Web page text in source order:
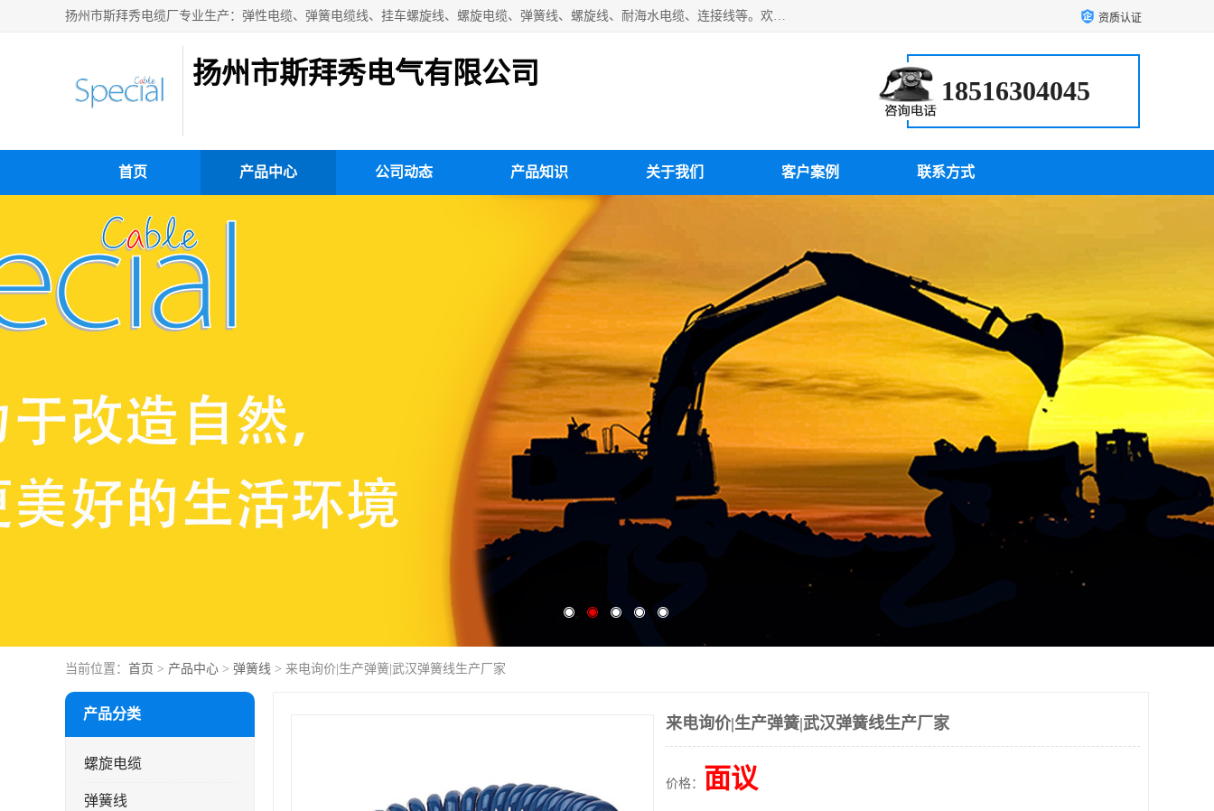
扬州市斯拜秀电缆厂专业生产：弹性电缆、弹簧电缆线、挂车螺旋线、螺旋电缆、弹簧线、螺旋线、耐海水电缆、连接线等。欢迎来电咨询！ 资质认证
扬州市斯拜秀电气有限公司
18516304045
首页 产品中心 公司动态 产品知识 关于我们 客户案例 联系方式
当前位置： 首页 > 产品中心 > 弹簧线 > 来电询价|生产弹簧|武汉弹簧线生产厂家
产品分类
螺旋电缆
弹簧线
来电询价|生产弹簧|武汉弹簧线生产厂家
价格： 面议